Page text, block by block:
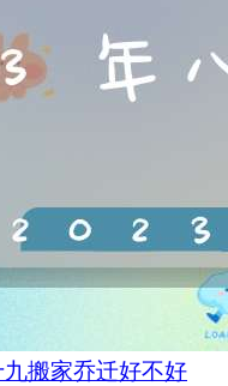
搬家乔迁好不好